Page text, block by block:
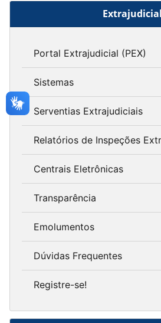
Extrajudicial
Portal Extrajudicial (PEX)
Sistemas
Serventias Extrajudiciais
Relatórios de Inspeções
Centrais Eletrônicas
Transparência
Emolumentos
Dúvidas Frequentes
Registre-se!